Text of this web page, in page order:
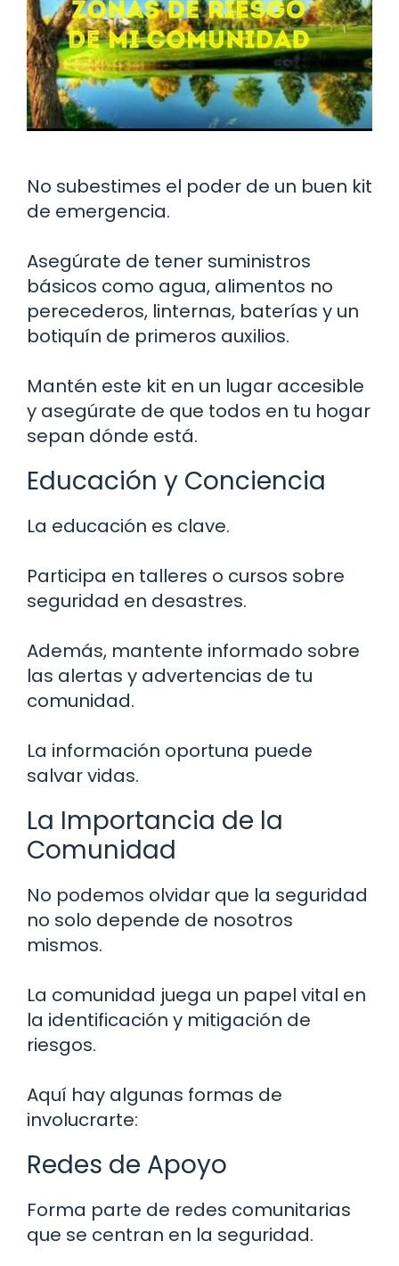
No subestimes el poder de un buen kit
de emergencia.
Asegúrate de tener suministros
básicos como agua, alimentos no
perecederos, linternas, baterías y un
botiquín de primeros auxilios.
Mantén este kit en un lugar accesible
y asegúrate de que todos en tu hogar
sepan dónde está.
Educación y Conciencia
La educación es clave.
Participa en talleres o cursos sobre
seguridad en desastres.
Además, mantente informado sobre
las alertas y advertencias de tu
comunidad.
La información oportuna puede
salvar vidas.
La Importancia de la
Comunidad
No podemos olvidar que la seguridad
no solo depende de nosotros
mismos.
La comunidad juega un papel vital en
la identificación y mitigación de
riesgos.
Aquí hay algunas formas de
involucrarte:
Redes de Apoyo
Forma parte de redes comunitarias
que se centran en la seguridad.